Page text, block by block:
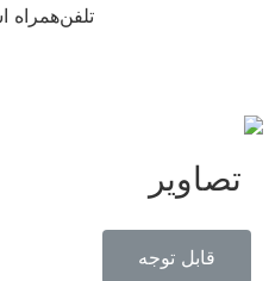
تلفن‌همراه
تصاویر
‌قابل توجه